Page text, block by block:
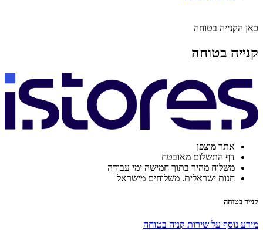
כאן הקנייה בטוחה
קנייה בטוחה
אתר מוצפן
דף התשלום מאובטח
משלוח מהיר בתוך חמישה ימי עבודה
חנות ישראלית. משלוחים מישראל
קנייה בטוחה
מידע נוסף על שירות קניה בטוחה